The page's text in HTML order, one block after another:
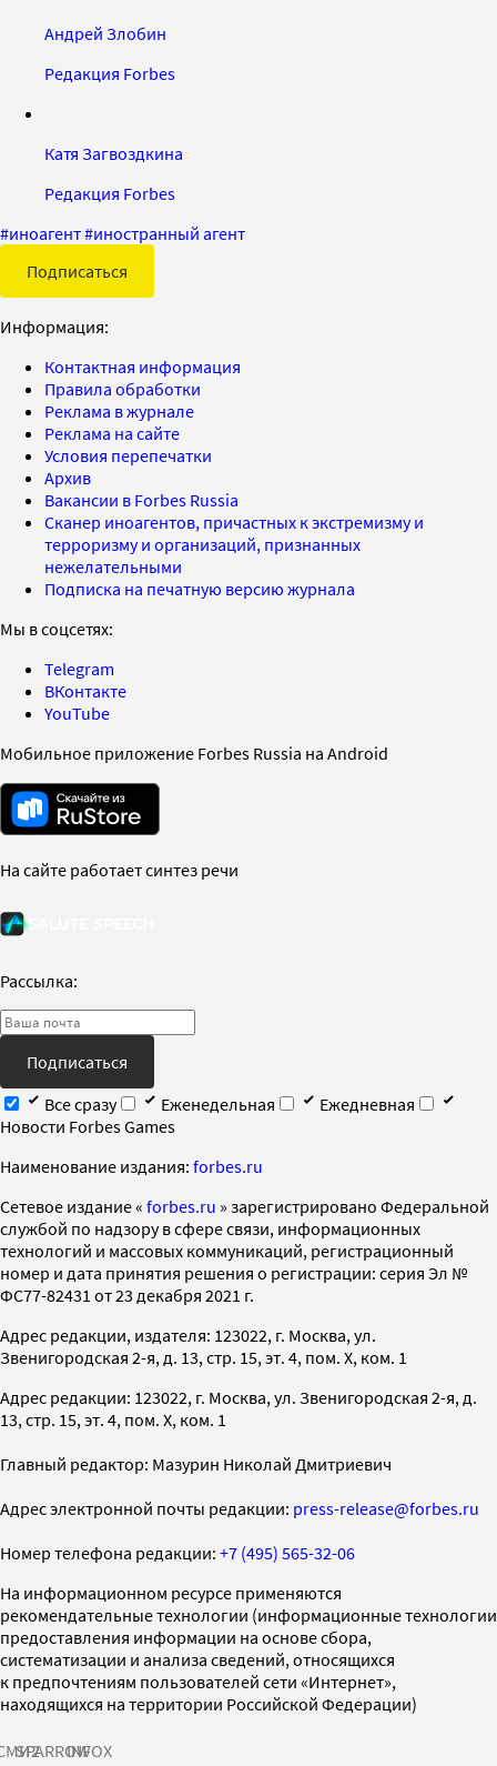
Андрей Злобин
Редакция Forbes
Катя Загвоздкина
Редакция Forbes
#иноагент#иностранный агент
Подписаться
Информация:
Контактная информация
Правила обработки
Реклама в журнале
Реклама на сайте
Условия перепечатки
Архив
Вакансии в Forbes Russia
Сканер иноагентов, причастных к экстремизму и
терроризму и организаций, признанных
нежелательными
Подписка на печатную версию журнала
Мы в соцсетях:
Telegram
ВКонтакте
YouTube
Мобильное приложение Forbes Russia на Android
На сайте работает синтез речи
Рассылка:
Подписаться
Все сразу
Еженедельная
Ежедневная
Новости Forbes Games
Наименование издания: forbes.ru
Cетевое издание « forbes.ru » зарегистрировано Федеральной
службой по надзору в сфере связи, информационных
технологий и массовых коммуникаций, регистрационный
номер и дата принятия решения о регистрации: серия Эл №
ФС77-82431 от 23 декабря 2021 г.
Адрес редакции, издателя: 123022, г. Москва, ул.
Звенигородская 2-я, д. 13, стр. 15, эт. 4, пом. X, ком. 1
Адрес редакции: 123022, г. Москва, ул. Звенигородская 2-я, д.
13, стр. 15, эт. 4, пом. X, ком. 1
Главный редактор: Мазурин Николай Дмитриевич
Адрес электронной почты редакции: press-release@forbes.ru
Номер телефона редакции: +7 (495) 565-32-06
На информационном ресурсе применяются
рекомендательные технологии (информационные технологии
предоставления информации на основе сбора,
систематизации и анализа сведений, относящихся
к предпочтениям пользователей сети «Интернет»,
находящихся на территории Российской Федерации)
SPARROWINFOX